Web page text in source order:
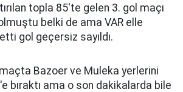
topla 85'te gelen 3. gol maçı
belki de ama VAR elle
gol geçersiz sayıldı.
Bazoer ve Muleka yerlerini
bıraktı ama o son dakikalarda bile